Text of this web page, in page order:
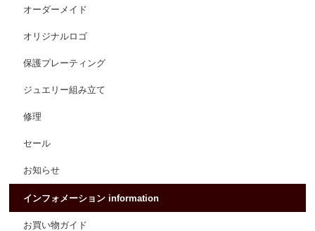
オーダーメイド
オリジナルロゴ
保護プレーティング
ジュエリー組み立て
修理
セール
お知らせ
インフォメーション information
お買い物ガイド